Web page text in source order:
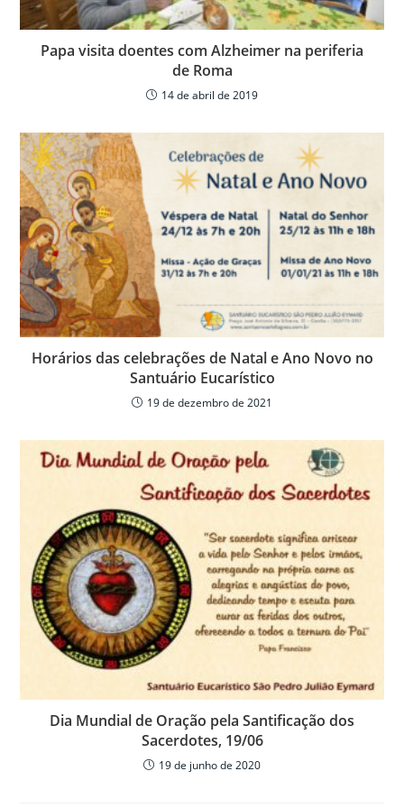
Papa visita doentes com Alzheimer na periferia
de Roma
14 de abril de 2019
Horários das celebrações de Natal e Ano Novo no
Santuário Eucarístico
19 de dezembro de 2021
Dia Mundial de Oração pela Santificação dos
Sacerdotes, 19/06
19 de junho de 2020